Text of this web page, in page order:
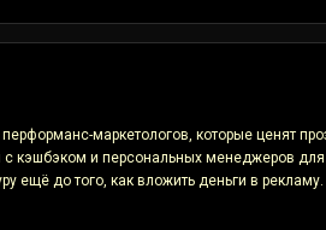
маркетологов, которые ценят
с кэшбэком и персональных менеджеров
ещё до того, как вложить деньги в рекламу.